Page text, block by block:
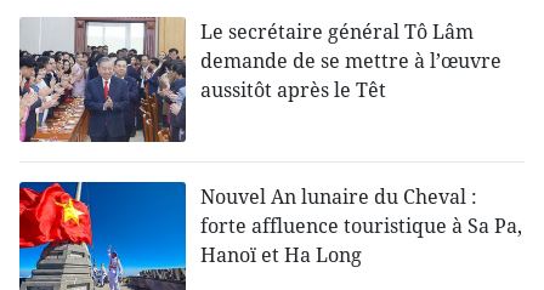
Le secrétaire général Tô Lâm
demande de se mettre à l’œuvre
aussitôt après le Têt
Nouvel An lunaire du Cheval :
forte affluence touristique à Sa Pa,
Hanoï et Ha Long